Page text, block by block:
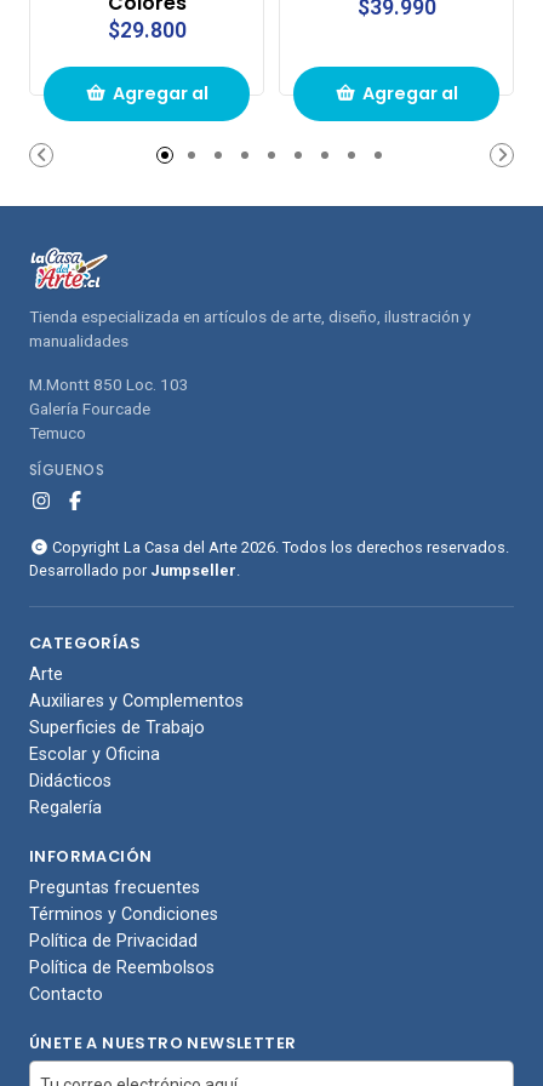
$29.800
Agregar al
carrito de
compras
$39.990
Agregar al
carrito de
compras
Tienda especializada en artículos de arte, diseño, ilustración y
manualidades
M.Montt 850 Loc. 103
Galería Fourcade
Temuco
SÍGUENOS
Copyright La Casa del Arte 2026. Todos los derechos reservados.
Desarrollado por Jumpseller
CATEGORÍAS
Arte
Auxiliares y Complementos
Superficies de Trabajo
Escolar y Oficina
Didácticos
Regalería
INFORMACIÓN
Preguntas frecuentes
Términos y Condiciones
Política de Privacidad
Política de Reembolsos
Contacto
ÚNETE A NUESTRO NEWSLETTER